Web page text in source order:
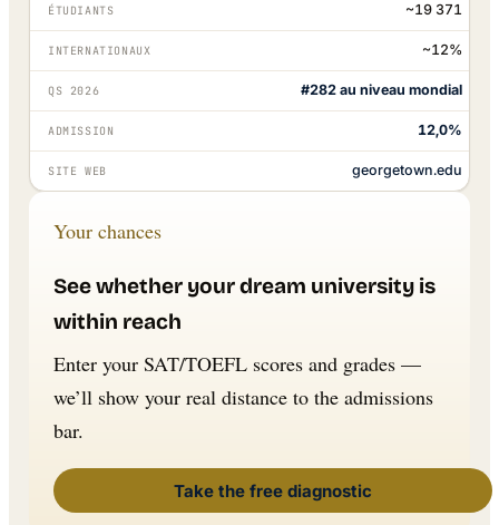
ÉTUDIANTS ~19 371
INTERNATIONAUX ~12%
QS 2026 #282 au niveau mondial
ADMISSION 12,0%
SITE WEB georgetown.edu
Your chances
See whether your dream university is
within reach
Enter your SAT/TOEFL scores and grades —
we’ll show your real distance to the admissions
bar.
Take the free diagnostic